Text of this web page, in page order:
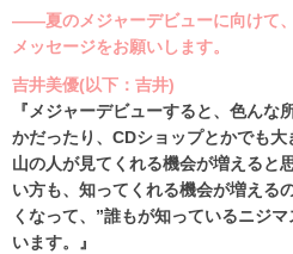
――夏のメジャーデビューに向けて
メッセージをお願いします。
吉井美優(以下：吉井)
『メジャーデビューすると、色んな
かだったり、CDショップとかでも
山の人が見てくれる機会が増えると
い方も、知ってくれる機会が増える
くなって、”誰もが知っているニジ
います。』